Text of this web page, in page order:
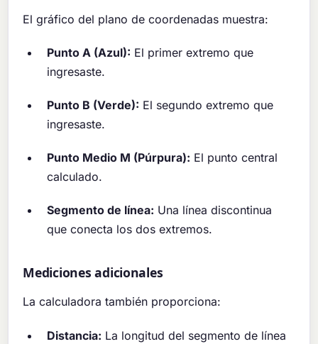
El gráfico del plano de coordenadas muestra:
Punto A (Azul): El primer extremo que
ingresaste.
Punto B (Verde): El segundo extremo que
ingresaste.
Punto Medio M (Púrpura): El punto central
calculado.
Segmento de línea: Una línea discontinua
que conecta los dos extremos.
Mediciones adicionales
La calculadora también proporciona:
Distancia: La longitud del segmento de línea